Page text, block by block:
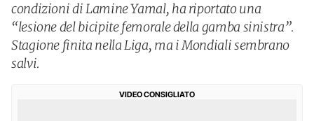
condizioni di Lamine Yamal, ha riportato una
“lesione del bicipite femorale della gamba sinistra”.
Stagione finita nella Liga, ma i Mondiali sembrano
salvi.
VIDEO CONSIGLIATO